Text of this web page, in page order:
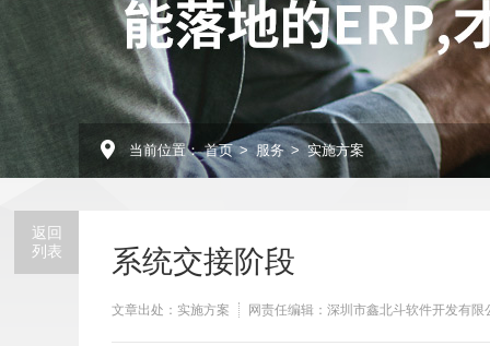
当前位置： 首页 > 服务 > 实施方案
返回
列表
系统交接阶段
文章出处：实施方案 网责任编辑：深圳市鑫北斗软件开发有限